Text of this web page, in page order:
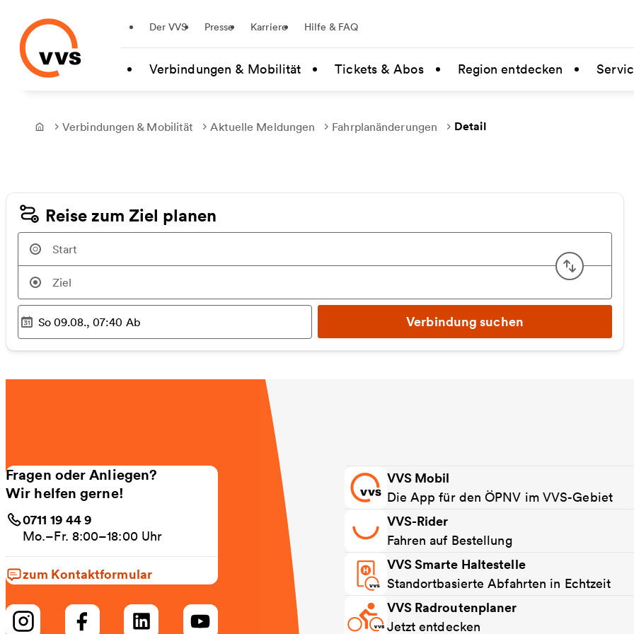
Zum Hauptinhalt springen
Der VVS Presse Karriere Hilfe & FAQ
Verbindungen & Mobilität Tickets & Abos Region entdecken
Frontpage
Verbindungen & Mobilität Aktuelle Meldungen Fahrplanänderungen Detail
Reise zum Ziel planen
Start
Ausgewählter Zeitpunkt
So 09.08., 07:40 Ab Verbindung suchen
Fragen oder Anliegen?
Wir helfen gerne!
0711 19 44 9
Mo.–Fr. 8:00–18:00 Uhr
zum Kontaktformular
VVS Mobil
Die App für den ÖPNV im VVS-Gebiet
VVS-Rider
Fahren auf Bestellung
VVS Smarte Haltestelle
Standortbasierte Abfahrten in Echtzeit
VVS Radroutenplaner
Jetzt entdecken